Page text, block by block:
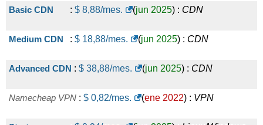
Basic CDN : $ 8,88/mes. (jun 2025) : CDN
Medium CDN : $ 18,88/mes. (jun 2025) : CDN
Advanced CDN : $ 38,88/mes. (jun 2025) : CDN
Namecheap VPN : $ 0,82/mes. (ene 2022) : VPN